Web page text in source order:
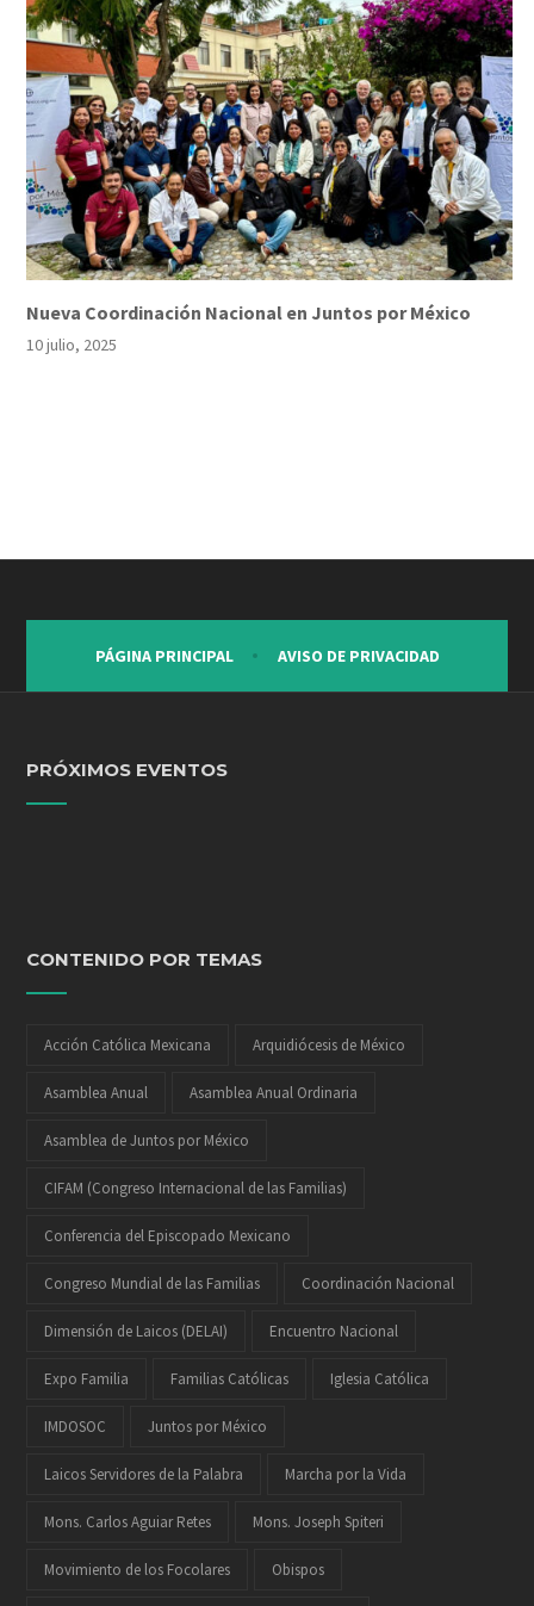
Nueva Coordinación Nacional en Juntos por México
10 julio, 2025
PÁGINA PRINCIPAL AVISO DE PRIVACIDAD
PRÓXIMOS EVENTOS
CONTENIDO POR TEMAS
Acción Católica Mexicana Arquidiócesis de México
Asamblea Anual Asamblea Anual Ordinaria
Asamblea de Juntos por México
CIFAM (Congreso Internacional de las Familias)
Conferencia del Episcopado Mexicano
Congreso Mundial de las Familias Coordinación Nacional
Dimensión de Laicos (DELAI) Encuentro Nacional
Expo Familia Familias Católicas Iglesia Católica
IMDOSOC Juntos por México
Laicos Servidores de la Palabra Marcha por la Vida
Mons. Carlos Aguiar Retes Mons. Joseph Spiteri
Movimiento de los Focolares Obispos